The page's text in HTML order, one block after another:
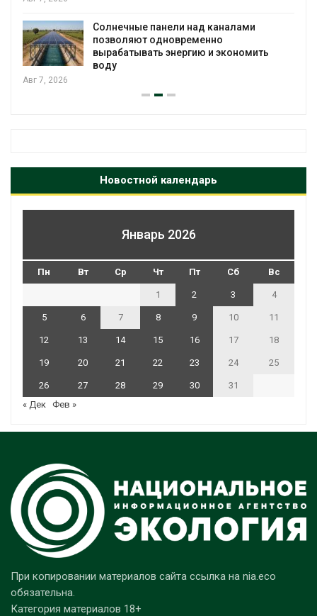
воду из воздуха с помощью ветра
Авг 6, 2026
Новостной календарь
Январь 2026
Пн Вт Ср Чт Пт Сб Вс
1 2 3 4
5 6 7 8 9 10 11
12 13 14 15 16 17 18
19 20 21 22 23 24 25
26 27 28 29 30
31
« Дек Фев »
При копировании материалов сайта ссылка на nia.eco
обязательна.
Категория материалов 18+